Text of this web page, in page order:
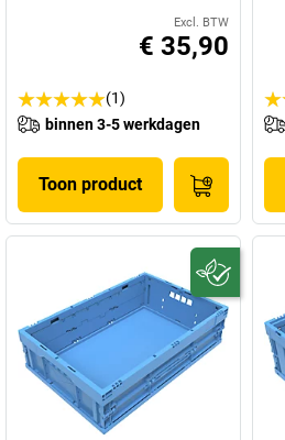
Excl. BTW
€ 35,90
(1)
binnen 3-5 werkdagen
Toon product